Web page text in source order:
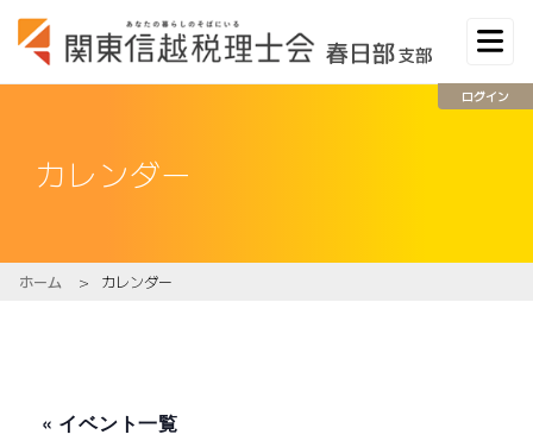
ログイン
カレンダー
ホーム > カレンダー
« イベント一覧